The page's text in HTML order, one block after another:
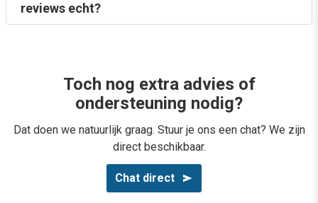
reviews echt?
Toch nog extra advies of
ondersteuning nodig?
Dat doen we natuurlijk graag. Stuur je ons een chat? We zijn
direct beschikbaar.
Chat direct